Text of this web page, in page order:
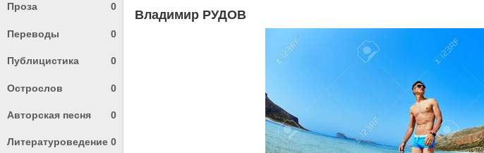
Проза 0
Переводы 0
Публицистика 0
Острослов 0
Авторская песня 0
Литературоведение 0
Владимир РУДОВ